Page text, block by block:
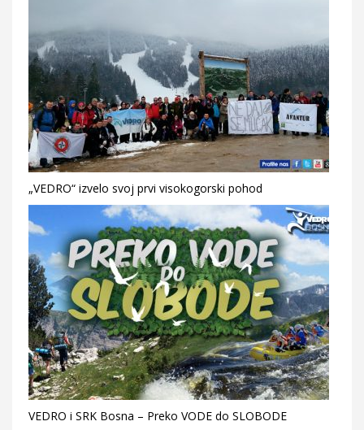
„VEDRO“ izvelo svoj prvi visokogorski pohod
VEDRO i SRK Bosna – Preko VODE do SLOBODE